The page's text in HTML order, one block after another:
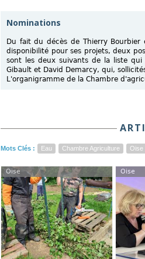
Nominations
Du fait du décès de Thierry
disponibilité pour ses projets, deux
sont les deux suivants de la liste qui
Gibault et David Demarcy, qui,
L'organigramme de la Chambre
Mots Clés : Eau Chambre Agriculture Oise
Oise Oise